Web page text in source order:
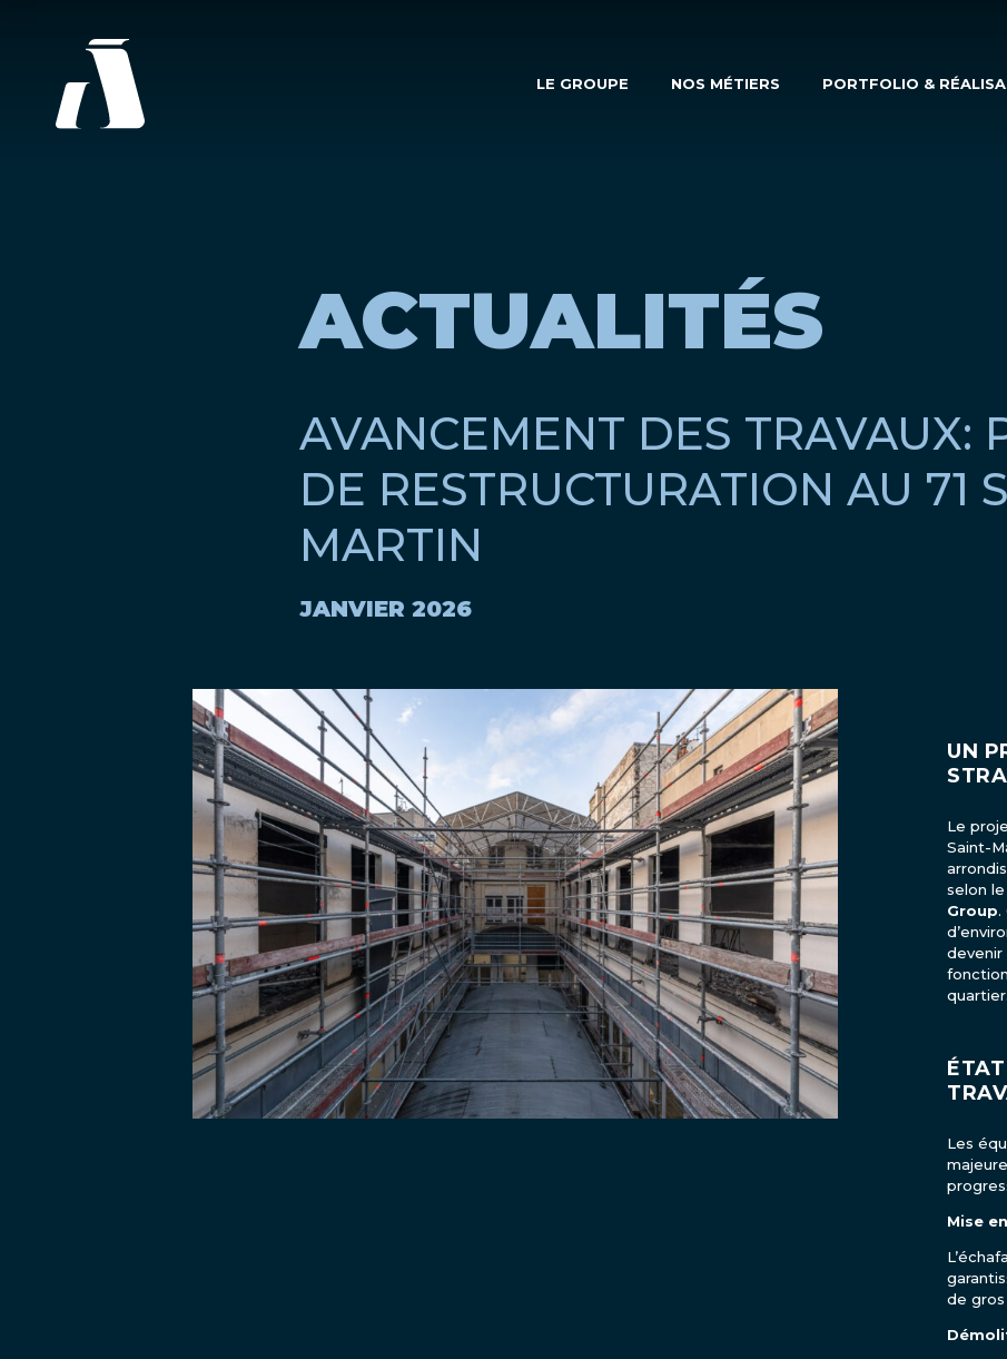
LE GROUPE NOS MÉTIERS PORTFOLIO &
ACTUALITÉS
AVANCEMENT DES TRAVAUX:
DE RESTRUCTURATION AU 71
MARTIN
JANVIER 2026
UN
Le
Saint-
selon
Group.
devenir
quartier.
Les
Mise
de